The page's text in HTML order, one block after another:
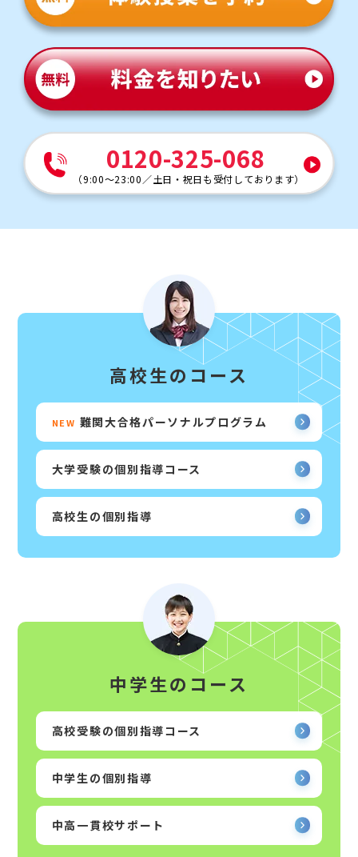
0120-325-068
（9:00～23:00 ／土日・祝日も受付しております）
高校生のコース
NEW 難関大合格パーソナルプログラム
大学受験の個別指導コース
高校生の個別指導
中学生のコース
高校受験の個別指導コース
中学生の個別指導
中高一貫校サポート